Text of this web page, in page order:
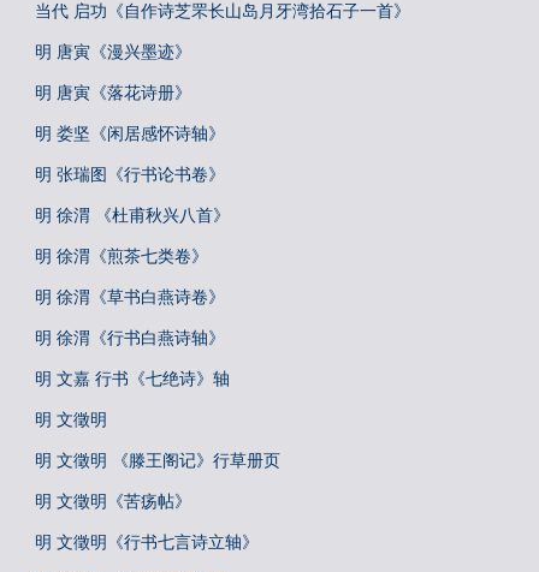
当代 启功《自作诗芝罘长山岛月牙湾拾石子一首》
明 唐寅《漫兴墨迹》
明 唐寅《落花诗册》
明 娄坚《闲居感怀诗轴》
明 张瑞图《行书论书卷》
明 徐渭 《杜甫秋兴八首》
明 徐渭《煎茶七类卷》
明 徐渭《草书白燕诗卷》
明 徐渭《行书白燕诗轴》
明 文嘉 行书《七绝诗》轴
明 文徵明
明 文徵明 《滕王阁记》行草册页
明 文徵明《苦疡帖》
明 文徵明《行书七言诗立轴》